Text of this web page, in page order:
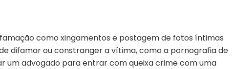
como xingamentos e postagem de fotos íntimas
difamar ou constranger a vítima, como a pornografia de
um advogado para entrar com queixa crime com uma